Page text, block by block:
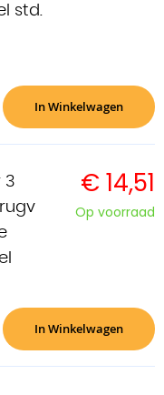
std.
In Winkelwagen
3
€ 14,51
Op voorraad
In Winkelwagen